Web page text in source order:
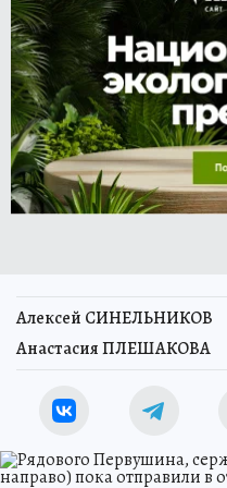
Алексей СИНЕЛЬНИКОВ
Анастасия ПЛЕШАКОВА